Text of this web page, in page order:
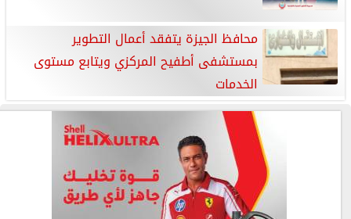
محافظ الجيزة يتفقد أعمال التطوير
بمستشفى أطفيح المركزي ويتابع مستوى
الخدمات